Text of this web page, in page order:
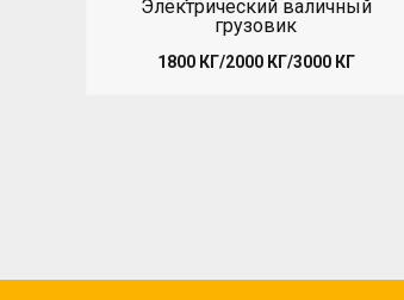
Электрический валичный
грузовик
1800 КГ/2000 КГ/3000 КГ